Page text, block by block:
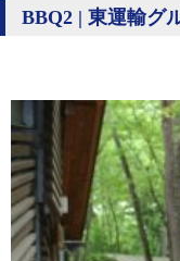
BBQ2 | 東運輸グ